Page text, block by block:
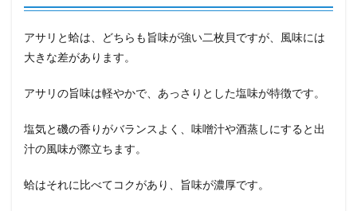
アサリと蛤は、どちらも旨味が強い二枚貝ですが、風味には
大きな差があります。
アサリの旨味は軽やかで、あっさりとした塩味が特徴です。
塩気と磯の香りがバランスよく、味噌汁や酒蒸しにすると出
汁の風味が際立ちます。
蛤はそれに比べてコクがあり、旨味が濃厚です。